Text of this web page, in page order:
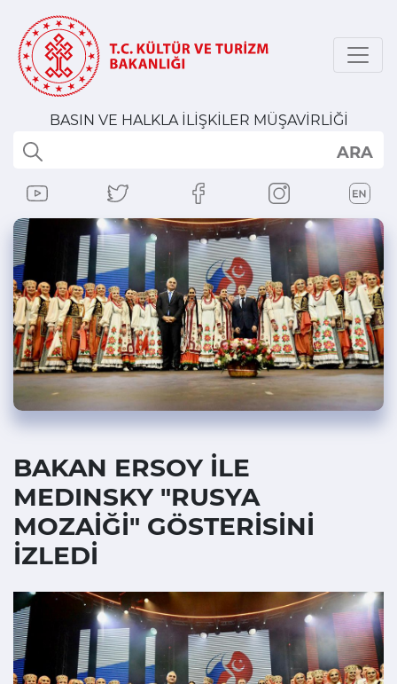
BASIN VE HALKLA İLİŞKİLER MÜŞAVİRLİĞİ
ARA
BAKAN ERSOY İLE
MEDINSKY "RUSYA
MOZAİĞİ" GÖSTERİSİNİ
İZLEDİ